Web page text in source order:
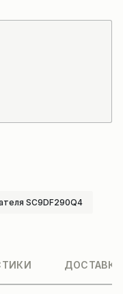
SC9DF290Q4